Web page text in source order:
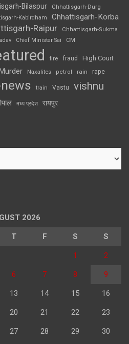
Bilaspur Chhattisgarh-Durg
Kabirdham Chhattisgarh-Korba
Raipur
Chhattisgarh-Sukma
Chief Minister Sai CM
fire fraud High Court
Naxalites petrol rain rape
train Vastu vishnu
मध्य प्रदेश रायपुर
2026
T F S S
1 2
6 7 8 9
13 14 15 16
20 21 22 23
27 28 29 30